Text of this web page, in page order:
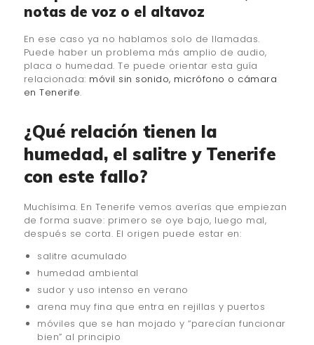
notas de voz o el altavoz
En ese caso ya no hablamos solo de llamadas.
Puede haber un problema más amplio de audio,
placa o humedad. Te puede orientar esta guía
relacionada: móvil sin sonido, micrófono o cámara
en Tenerife.
¿Qué relación tienen la
humedad, el salitre y Tenerife
con este fallo?
Muchísima. En Tenerife vemos averías que empiezan
de forma suave: primero se oye bajo, luego mal,
después se corta. El origen puede estar en:
salitre acumulado
humedad ambiental
sudor y uso intenso en verano
arena muy fina que entra en rejillas y puertos
móviles que se han mojado y “parecían funcionar
bien” al principio